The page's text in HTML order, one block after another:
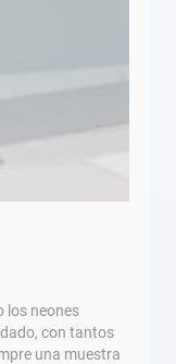
los neones
con tantos
una muestra